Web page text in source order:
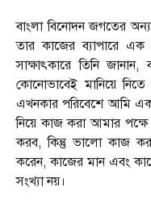
বাংলা বিনোদন জগতের
তার কাজের ব্যাপারে
সাক্ষাৎকারে তিনি জানান,
কোনোভাবেই মানিয়ে
এখনকার পরিবেশে আমি
নিয়ে কাজ করা আমার
করব, কিন্তু ভালো কাজ
করেন, কাজের মান এবং
সংখ্যা নয়।